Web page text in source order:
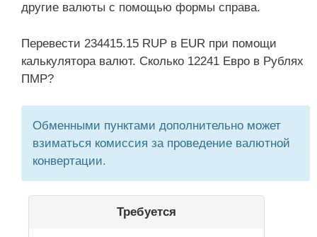
другие валюты с помощью формы справа.
Перевести 234415.15 RUP в EUR при помощи
калькулятора валют. Сколько 12241 Евро в Рублях
ПМР?
Обменными пунктами дополнительно может
взиматься комиссия за проведение валютной
конвертации.
Требуется